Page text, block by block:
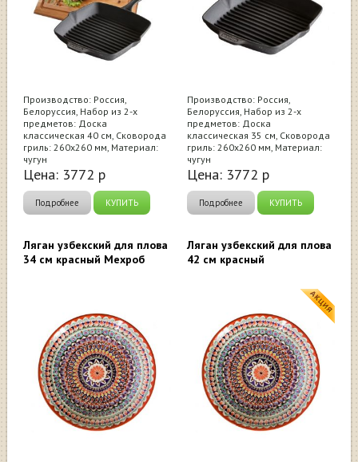
Производство: Россия,
Белоруссия, Набор из 2-х
предметов: Доска
классическая 40 см, Сковорода
гриль: 260x260 мм, Материал:
чугун
Цена: 3772 р
Подробнее КУПИТЬ
Производство: Россия,
Белоруссия, Набор из 2-х
предметов: Доска
классическая 35 см, Сковорода
гриль: 260x260 мм, Материал:
чугун
Цена: 3772 р
Подробнее КУПИТЬ
Ляган узбекский для плова
34 см красный Мехроб
Ляган узбекский для плова
42 см красный